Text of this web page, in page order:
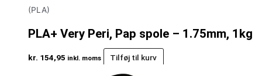
(PLA)
PLA+ Very Peri, Pap spole – 1.75mm, 1kg
kr. 154,95 inkl. moms Tilføj til kurv